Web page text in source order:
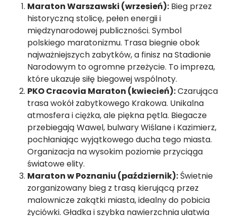
Maraton Warszawski (wrzesień): Bieg przez
historyczną stolicę, pełen energii i
międzynarodowej publiczności. Symbol
polskiego maratonizmu. Trasa biegnie obok
najważniejszych zabytków, a finisz na Stadionie
Narodowym to ogromne przeżycie. To impreza,
które ukazuje siłę biegowej wspólnoty.
PKO Cracovia Maraton (kwiecień):Czarująca
trasa wokół zabytkowego Krakowa. Unikalna
atmosfera i ciężka, ale piękna pętla. Biegacze
przebiegają Wawel, bulwary Wiślane i Kazimierz,
pochłaniając wyjątkowego ducha tego miasta.
Organizacja na wysokim poziomie przyciąga
światowe elity.
Maraton w Poznaniu (październik): Świetnie
zorganizowany bieg z trasą kierującą przez
malownicze zakątki miasta, idealny do pobicia
życiówki. Gładka i szybka nawierzchnia ułatwia